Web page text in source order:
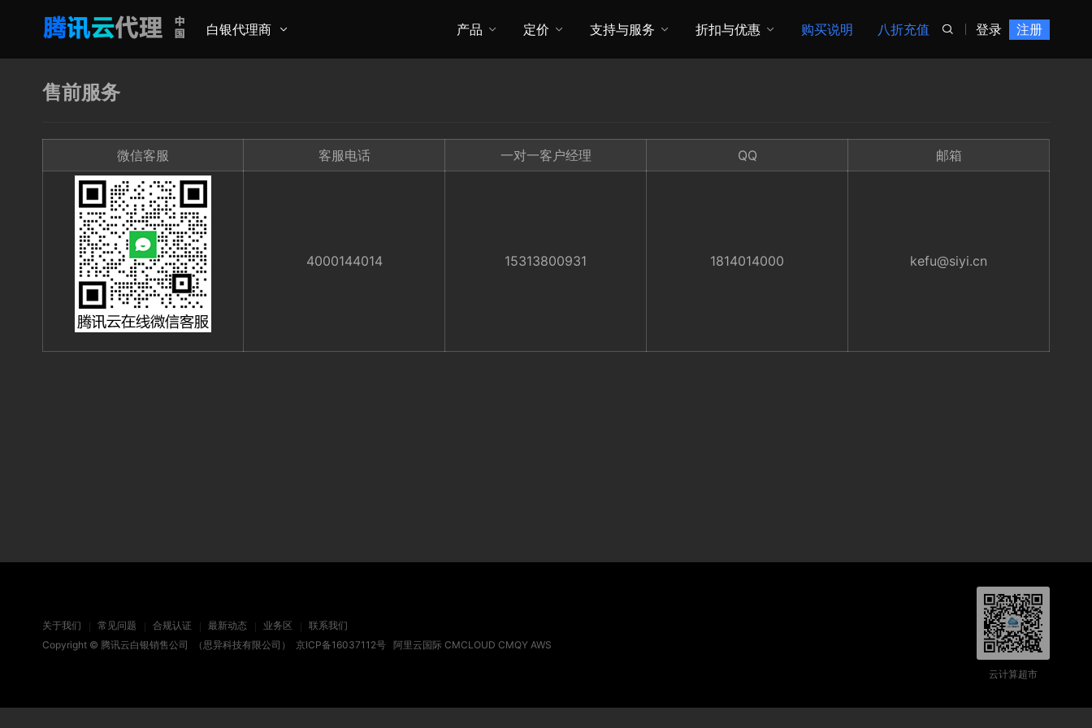
白银代理商 登录 注册

产品 定价 支持与服务 折扣与优惠 购买说明 八折充值
售前服务
微信客服 客服电话 一对一客户经理 QQ 邮箱
4000144014 15313800931 1814014000 kefu@siyi.cn
关于我们 常见问题 合规认证 最新动态 业务区
联系我们
Copyright © 腾讯云白银销售公司 （思异科技有限公司） 京ICP备16037112号 阿里云国际 CMCLOUD CMQY AWS
云计算超市